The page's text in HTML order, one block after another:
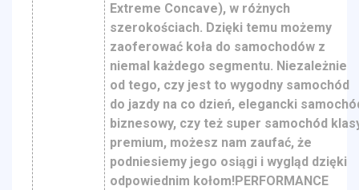
Extreme Concave), w różnych
szerokościach. Dzięki temu możemy
zaoferować koła do samochodów z
niemal każdego segmentu. Niezależnie
od tego, czy jest to wygodny samochód
do jazdy na co dzień, elegancki
biznesowy, czy też super samochód
premium, możesz nam zaufać, że
podniesiemy jego osiągi i wygląd dzięki
odpowiednim kołom!PERFORMANCE